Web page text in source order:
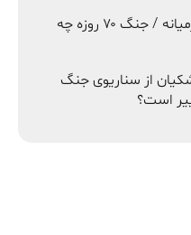
برندگان پنهان جنگ خاورمیانه / جنگ ۷۰ روزه چه
از سناریوی جنگ
است؟